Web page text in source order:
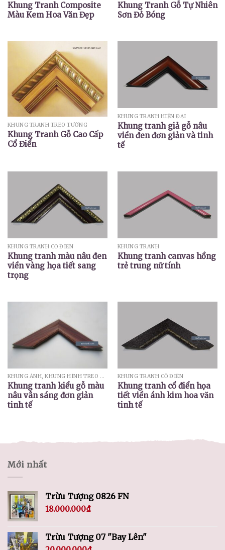
Khung Tranh Composite
Màu Kem Hoa Văn Đẹp
Khung Tranh Gỗ Tự Nhiên
Sơn Đỏ Bóng
KHUNG TRANH TREO TƯỜNG
Khung Tranh Gỗ Cao Cấp
Cổ Điển
KHUNG TRANH HIỆN ĐẠI
Khung tranh giả gỗ nâu
viền đen đơn giản và tinh
tế
KHUNG TRANH CỔ ĐIỂN
Khung tranh màu nâu đen
viền vàng họa tiết sang
trọng
KHUNG TRANH
Khung tranh canvas hồng
trẻ trung nữ tính
KHUNG ẢNH, KHUNG HÌNH TREO TƯỜNG
Khung tranh kiểu gỗ màu
nâu vân sáng đơn giản
tinh tế
KHUNG TRANH CỔ ĐIỂN
Khung tranh cổ điển họa
tiết viền ánh kim hoa văn
tinh tế
Mới nhất
Trừu Tượng 0826 FN
18.000.000₫
Trừu Tượng 07 "Bay Lên"